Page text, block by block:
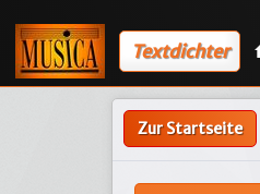
Textdichter
Zur Startseite